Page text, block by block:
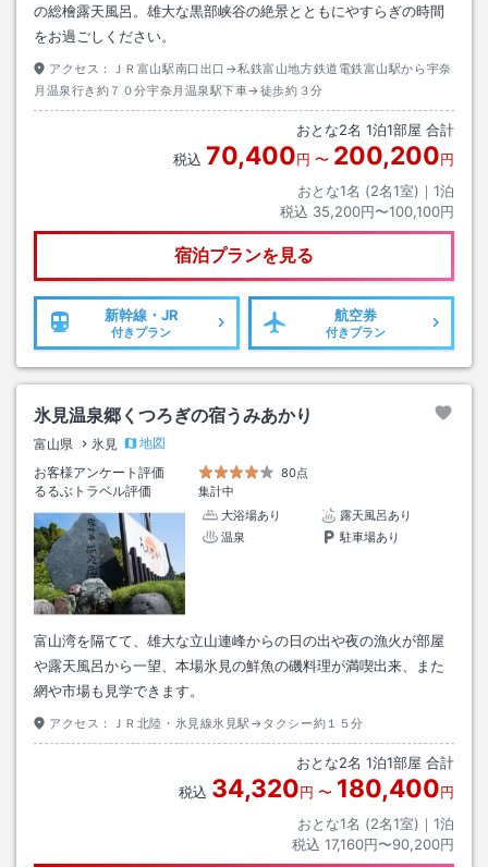
の総檜露天風呂。雄大な黒部峡谷の絶景とともにやすらぎの時間
をお過ごしください。
アクセス：
ＪＲ富山駅南口出口→私鉄富山地方鉄道電鉄富山駅から宇奈
月温泉行き約７０分宇奈月温泉駅下車→徒歩約３分
おとな2名 1泊1部屋 合計
税込 70,400円 〜 200,200円
おとな1名 (2名1室)｜ 1泊
税込 35,200円〜100,100円
宿泊プランを見る
新幹線・JR
付きプラン
航空券
付きプラン
氷見温泉郷くつろぎの宿うみあかり
富山県 氷見
地図
お客様アンケート評価
80点
るるぶトラベル評価
集計中
大浴場あり
露天風呂あり
温泉
駐車場あり
富山湾を隔てて、雄大な立山連峰からの日の出や夜の漁火が部屋
や露天風呂から一望、本場氷見の鮮魚の磯料理が満喫出来、また
網や市場も見学できます。
アクセス： ＪＲ北陸・氷見線氷見駅→タクシー約１５分
おとな2名 1泊1部屋 合計
税込 34,320円 〜 180,400円
おとな1名 (2名1室)｜ 1泊
税込 17,160円〜90,200円